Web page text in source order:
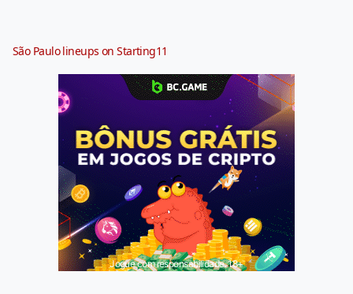
São Paulo lineups on Starting11
Jogue com responsabilidade. 18+